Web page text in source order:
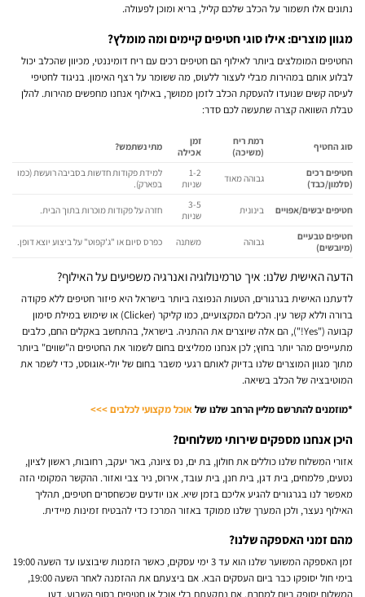
נתונים אלו תשמור על הכלב שלכם קליל, בריא ומוכן לפעולה.
מגוון מוצרים: אילו סוגי חטיפים קיימים ומה מומלץ?
החטיפים המומלצים ביותר לאילוף הם חטיפים רכים עם ריח דומיננטי, מכיוון שהכלב יכול
לבלוע אותם במהירות מבלי לעצור ללעוס, מה ששומר על רצף האימון. בניגוד לחטיפי
לעיסה קשים שנועדו להעסקת הכלב לזמן ממושך, באילוף אנחנו מחפשים מהירות. להלן
טבלת השוואה קצרה שתעשה לכם סדר:
סוג החטיף
רמת ריח
(משיכה)
זמן
אכילה
מתי נשתמש?
חטיפים רכים
(סלמון/כבד)
גבוהה מאוד
1-2
שניות
למידת פקודות חדשות בסביבה רועשת (כמו
בפארק).
חטיפים יבשים/אפויים בינונית
3-5
שניות
חזרה על פקודות מוכרות בתוך הבית.
חטיפים טבעיים
(מיובשים)
גבוהה משתנה כפרס סיום או "ג'קפוט" על ביצוע יוצא דופן.
הדעה האישית שלנו: איך טרמינולוגיה ואנרגיה משפיעים על האילוף?
לדעתנו האישית בגרגורים, הטעות הנפוצה ביותר בישראל היא פיזור חטיפים ללא פקודה
ברורה וללא קשר עין. הכלים המקצועיים, כמו קליקר (Clicker) או שימוש במילת סימון
קבועה ("Yes!"), הם אלה שיוצרים את ההתניה. בישראל, בהתחשב באקלים החם, כלבים
מתעייפים מהר יותר בחוץ; לכן אנחנו ממליצים בחום לשמור את החטיפים ה"שווים" ביותר
מתוך מגוון המוצרים שלנו בדיוק לאותם רגעי משבר בחום של יולי-אוגוסט, כדי לשמר את
המוטיבציה של הכלב בשיאה.
*מוזמנים להתרשם מליין הרחב שלנו שלאוכל מקצועי לכלבים >>>
היכן אנחנו מספקים שירותי משלוחים?
אזורי המשלוח שלנו כוללים את חולון, בת ים, נס ציונה, באר יעקב, רחובות, ראשון לציון,
נטעים, פלמחים, בית דגן, בית חנן, בית עובד, אירוס, ניר צבי ואזור. ההקשר המקומי הזה
מאפשר לנו בגרגורים להגיע אליכם בזמן שיא. אנו יודעים שכשחסרים חטיפים, תהליך
האילוף נעצר, ולכן המערך שלנו ממוקד באזור המרכז כדי להבטיח זמינות מיידית.
מהם זמני האספקה שלנו?
זמן האספקה המשוער שלנו הוא עד 3 ימי עסקים, כאשר הזמנות שיבוצעו עד השעה 19:00
בימי חול יסופקו כבר ביום העסקים הבא
. אם ביצעתם את ההזמנה לאחר השעה 19:00,
המשלוח יסופק ביום למחרת. אם נתקעתם בלי אוכל או חטיפים בסוף השבוע, דעו